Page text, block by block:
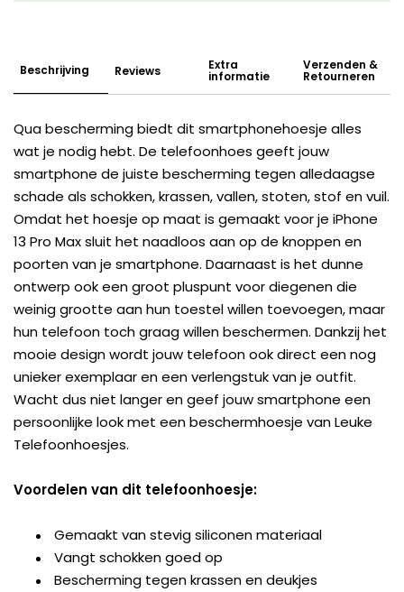
Beschrijving Reviews Extra
informatie
Verzenden &
Retourneren
Qua bescherming biedt dit smartphonehoesje alles
wat je nodig hebt. De telefoonhoes geeft jouw
smartphone de juiste bescherming tegen alledaagse
schade als schokken, krassen, vallen, stoten, stof en vuil.
Omdat het hoesje op maat is gemaakt voor je iPhone
13 Pro Max sluit het naadloos aan op de knoppen en
poorten van je smartphone. Daarnaast is het dunne
ontwerp ook een groot pluspunt voor diegenen die
weinig grootte aan hun toestel willen toevoegen, maar
hun telefoon toch graag willen beschermen. Dankzij het
mooie design wordt jouw telefoon ook direct een nog
unieker exemplaar en een verlengstuk van je outfit.
Wacht dus niet langer en geef jouw smartphone een
persoonlijke look met een beschermhoesje van Leuke
Telefoonhoesjes.
Voordelen van dit telefoonhoesje:
Gemaakt van stevig siliconen materiaal
Vangt schokken goed op
Bescherming tegen krassen en deukjes